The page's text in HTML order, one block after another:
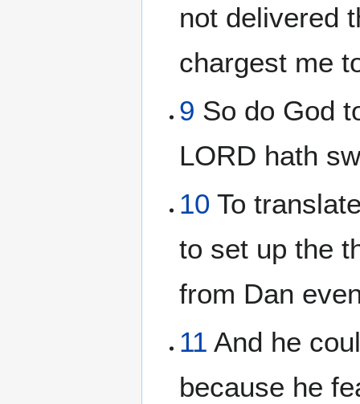
not delivered
chargest me
9 So do God
LORD hath
10 To
to set up the
from Dan
11 And he
because he